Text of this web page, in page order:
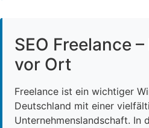
SEO Freelance
vor Ort
Freelance ist ein wichtiger
Deutschland mit einer
Unternehmenslandschaft. In